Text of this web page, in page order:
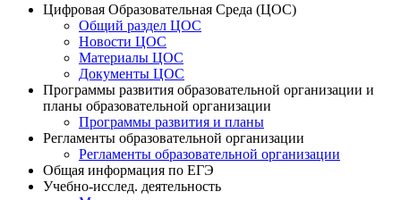
Цифровая Образовательная Среда (ЦОС)
Общий раздел ЦОС
Новости ЦОС
Материалы ЦОС
Документы ЦОС
Программы развития образовательной организации и
планы образовательной организации
Программы развития и планы
Регламенты образовательной организации
Регламенты образовательной организации
Общая информация по ЕГЭ
Учебно-исслед. деятельность